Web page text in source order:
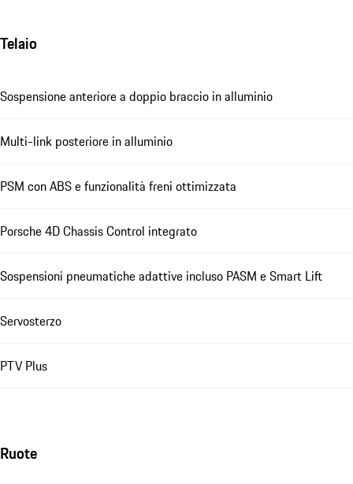
Telaio
Sospensione anteriore a doppio braccio in alluminio
Multi-link posteriore in alluminio
PSM con ABS e funzionalità freni ottimizzata
Porsche 4D Chassis Control integrato
Sospensioni pneumatiche adattive incluso PASM e Smart Lift
Servosterzo
PTV Plus
Ruote